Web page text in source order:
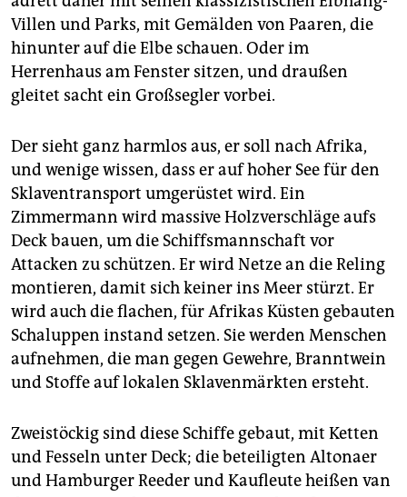
epaper login
Villen und Parks, mit Gemälden von Paaren, die
hinunter auf die Elbe schauen. Oder im
Herrenhaus am Fenster sitzen, und draußen
gleitet sacht ein Großsegler vorbei.
Der sieht ganz harmlos aus, er soll nach Afrika,
und wenige wissen, dass er auf hoher See für den
Sklaventransport umgerüstet wird. Ein
Zimmermann wird massive Holzverschläge aufs
Deck bauen, um die Schiffsmannschaft vor
Attacken zu schützen. Er wird Netze an die Reling
montieren, damit sich keiner ins Meer stürzt. Er
wird auch die flachen, für Afrikas Küsten gebauten
Schaluppen instand setzen. Sie werden Menschen
aufnehmen, die man gegen Gewehre, Branntwein
und Stoffe auf lokalen Sklavenmärkten ersteht.
Zweistöckig sind diese Schiffe gebaut, mit Ketten
und Fesseln unter Deck; die beteiligten Altonaer
und Hamburger Reeder und Kaufleute heißen van